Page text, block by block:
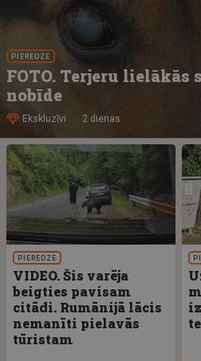
PIEREDZE
FOTO. Terjeru lielākās
nobīde
Ekskluzīvi 2 dienas
PIEREDZE
VIDEO. Šis varēja
beigties pavisam
citādi. Rumānijā lācis
nemanīti pielavās
tūristam